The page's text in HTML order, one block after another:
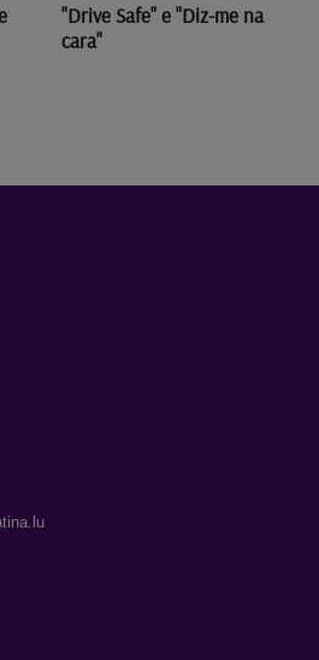
"Drive Safe" e "Diz-me na
cara"